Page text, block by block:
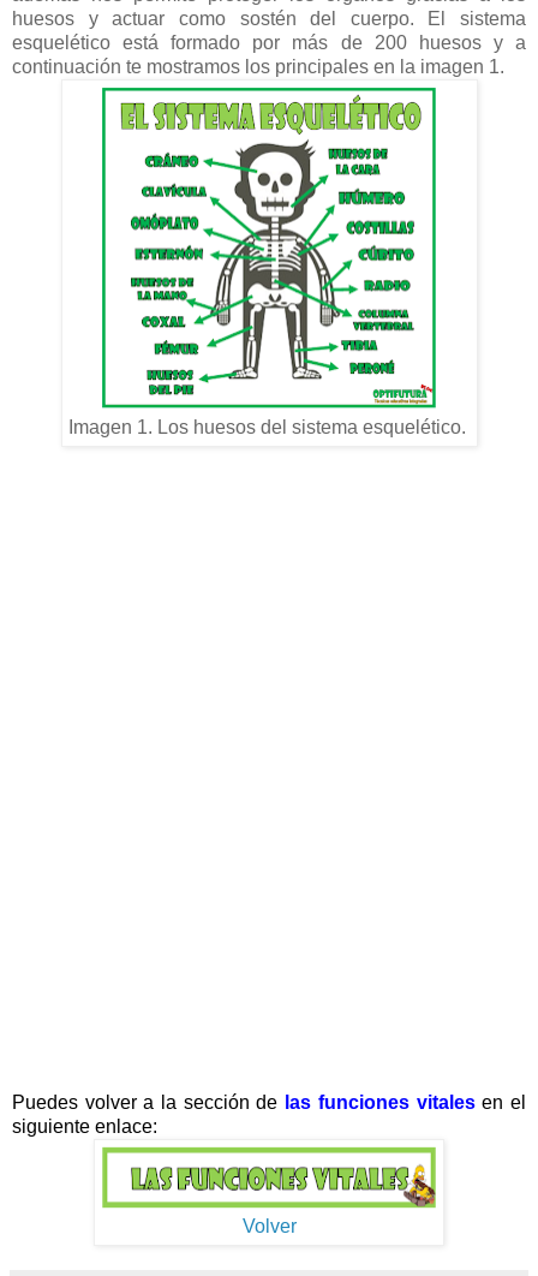
huesos y actuar como sostén del cuerpo. El sistema
esquelético está formado por más de 200 huesos y a
continuación te mostramos los principales en la imagen 1.
Imagen 1. Los huesos del sistema esquelético.
Puedes volver a la sección de las funciones vitalesen el
siguiente enlace:
Volver